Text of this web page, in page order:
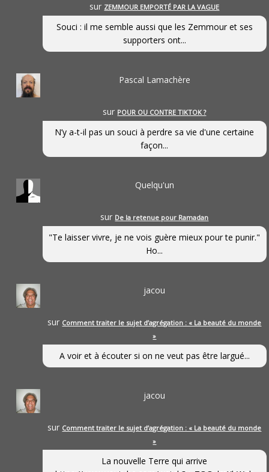
sur ZEMMOUR EMPORTÉ PAR LA VAGUE
Souci : il me semble aussi que les Zemmour et ses
supporters ont...
Pascal Lamachère
sur POUR OU CONTRE TIKTOK ?
N’y a-t-il pas un souci à perdre sa vie d'une certaine
façon...
Quelqu'un
sur De la retenue pour Ramadan
"Te laisser vivre, je ne vois guère mieux pour te punir."
Ho...
jacou
sur Comment traiter le sujet d’agrégation : « La beauté du monde
»
A voir et à écouter si on ne veut pas être largué...
jacou
sur Comment traiter le sujet d’agrégation : « La beauté du monde
»
La nouvelle Terre qui arrive